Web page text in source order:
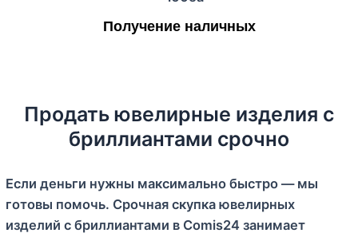
Получение наличных
Продать ювелирные изделия с
бриллиантами срочно
Если деньги нужны максимально быстро — мы
готовы помочь. Срочная скупка ювелирных
изделий с бриллиантами в Comis24 занимает